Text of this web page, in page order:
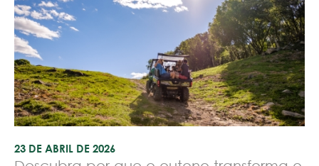
23 DE ABRIL DE 2026